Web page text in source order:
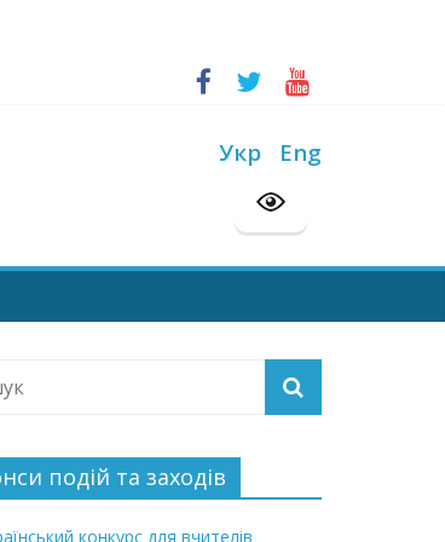
“Шкільна бібліотека”
н. р.
Укр Eng
подій та заходів
конкурс для вчителів